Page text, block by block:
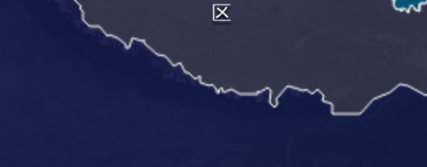
区